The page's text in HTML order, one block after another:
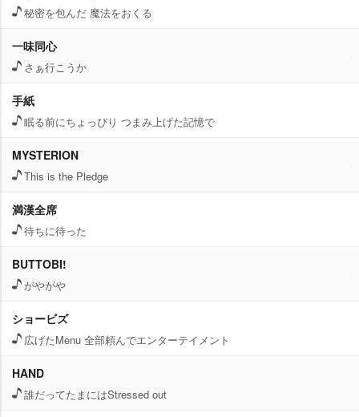
秘密を包んだ 魔法をおくる
一味同心
さぁ行こうか
手紙
眠る前にちょっぴり つまみ上げた記憶で
MYSTERION
This is the Pledge
満漢全席
待ちに待った
BUTTOBI!
がやが
ショービズ
広げたMenu 全部頼んでエンターテイメント
HAND
誰だってたまにはStressed out